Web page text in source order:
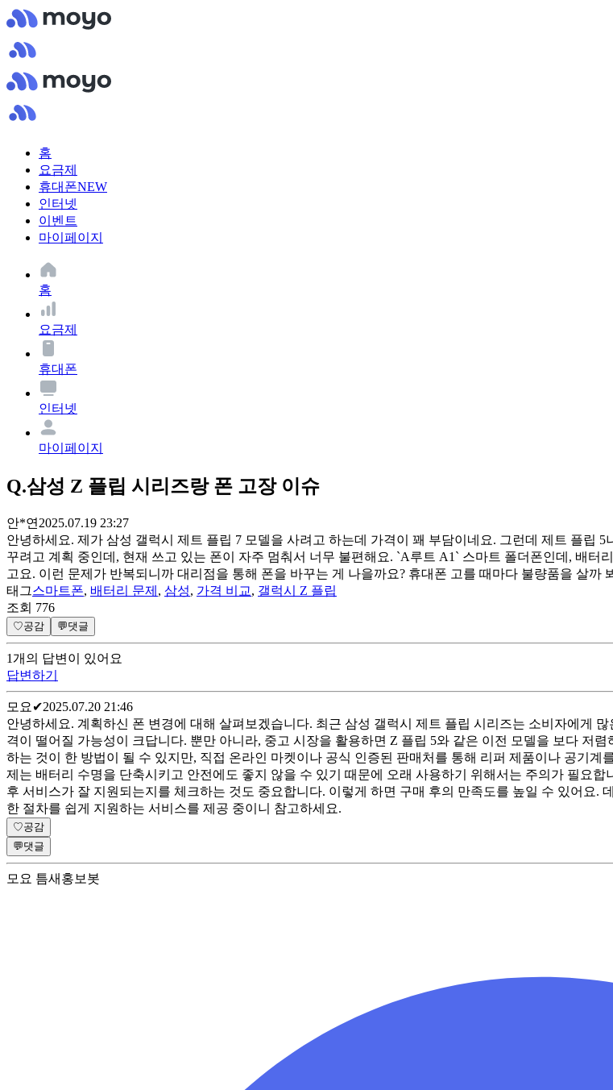
홈
요금제
휴대폰NEW
인터넷
이벤트
마이페이지
홈
요금제
휴대폰
인터넷
마이페이지
Q.삼성 Z 플립 시리즈랑 폰 고장 이슈
안*연 2025.07.19 23:27
안녕하세요. 제가 삼성 갤럭시 제트 플립 7 모델을 사려고 하는데 가격이 꽤 부담이네요. 그런데 제트 플립
꾸려고 계획 중인데, 현재 쓰고 있는 폰이 자주 멈춰서 너무 불편해요. `A루트 A1` 스마트 폴더폰인데, 배
고요. 이런 문제가 반복되니까 대리점을 통해 폰을 바꾸는 게 나을까요? 휴대폰 고를 때마다 불량품을 살까
태그스마트폰, 배터리 문제 , 삼성, 가격 비교, 갤럭시 Z 플립
조회 776
♡공감 💬댓글
1개 의 답변이 있어요
답변하기
모요 ✔2025.07.20 21:46
안녕하세요. 계획하신 폰 변경에 대해 살펴보겠습니다. 최근 삼성 갤럭시 제트 플립 시리즈는 소비자에게
격이 떨어질 가능성이 크답니다. 뿐만 아니라, 중고 시장을 활용하면 Z 플립 5와 같은 이전 모델을 보다 저
하는 것이 한 방법이 될 수 있지만, 직접 온라인 마켓이나 공식 인증된 판매처를 통해 리퍼 제품이나 공기
제는 배터리 수명을 단축시키고 안전에도 좋지 않을 수 있기 때문에 오래 사용하기 위해서는 주의가 필요
후 서비스가 잘 지원되는지를 체크하는 것도 중요합니다. 이렇게 하면 구매 후의 만족도를 높일 수 있어요.
한 절차를 쉽게 지원하는 서비스를 제공 중이니 참고하세요.
♡공감
💬댓글
모요 틈새홍보봇